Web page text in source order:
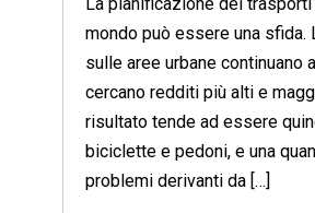
mondo può essere una sfida.
sulle aree urbane continuano
cercano redditi più alti e
risultato tende ad essere
biciclette e pedoni, e una
problemi derivanti da […]